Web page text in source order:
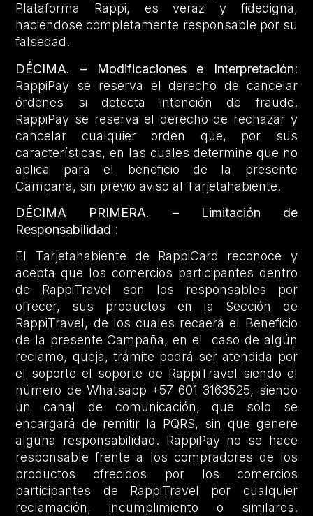
Plataforma Rappi, es veraz y fidedigna,
haciéndose completamente responsable por su
falsedad.
DÉCIMA. – Modificaciones e Interpretación:
RappiPay se reserva el derecho de cancelar
órdenes si detecta intención de fraude.
RappiPay se reserva el derecho de rechazar y
cancelar cualquier orden que, por sus
características, en las cuales determine que no
aplica para el beneficio de la presente
Campaña, sin previo aviso al Tarjetahabiente.
DÉCIMA PRIMERA. – Limitación de
Responsabilidad :
El Tarjetahabiente de RappiCard reconoce y
acepta que los comercios participantes dentro
de RappiTravel son los responsables por
ofrecer, sus productos en la Sección de
RappiTravel, de los cuales recaerá el Beneficio
de la presente Campaña, en el caso de algún
reclamo, queja, trámite podrá ser atendida por
el soporte el soporte de RappiTravel siendo el
número de Whatsapp +57 601 3163525, siendo
un canal de comunicación, que solo se
encargará de remitir la PQRS, sin que genere
alguna responsabilidad. RappiPay no se hace
responsable frente a los compradores de los
productos ofrecidos por los comercios
participantes de RappiTravel por cualquier
reclamación, incumplimiento o similares.